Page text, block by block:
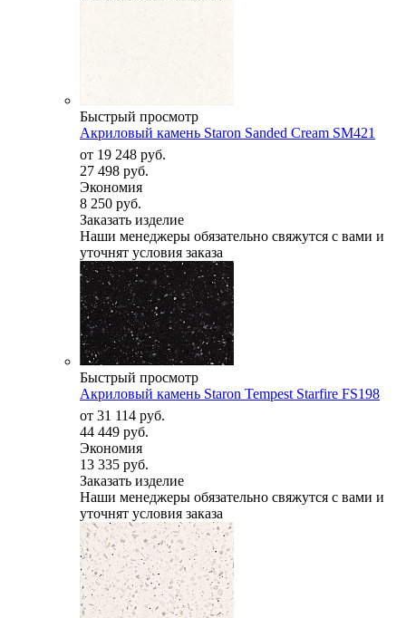
Быстрый просмотр
Акриловый камень Staron Sanded Cream SM421
от 19 248 руб.
27 498 руб.
Экономия
8 250 руб.
Заказать изделие
Наши менеджеры обязательно свяжутся с вами и
уточнят условия заказа
Быстрый просмотр
Акриловый камень Staron Tempest Starfire FS198
от 31 114 руб.
44 449 руб.
Экономия
13 335 руб.
Заказать изделие
Наши менеджеры обязательно свяжутся с вами и
уточнят условия заказа